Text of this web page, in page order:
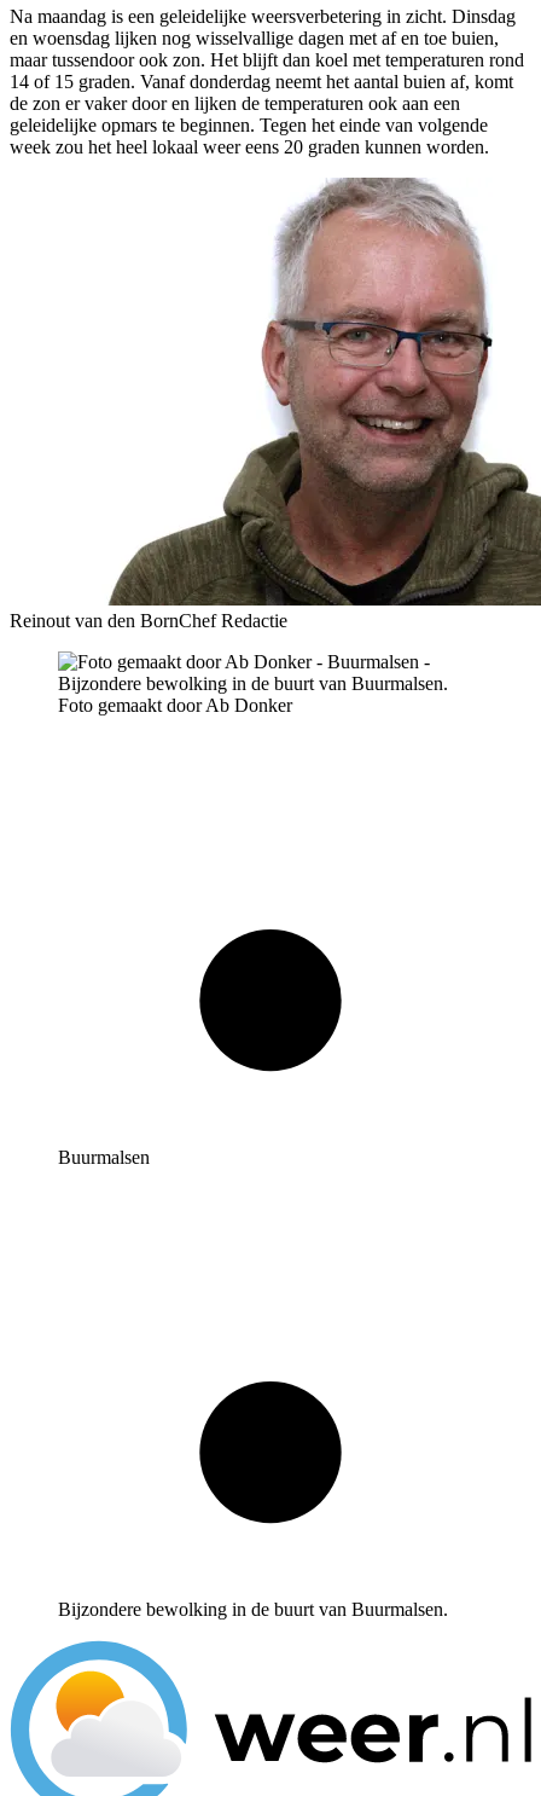
Na maandag is een geleidelijke weersverbetering in zicht. Dinsdag
en woensdag lijken nog wisselvallige dagen met af en toe buien,
maar tussendoor ook zon. Het blijft dan koel met temperaturen rond
14 of 15 graden. Vanaf donderdag neemt het aantal buien af, komt
de zon er vaker door en lijken de temperaturen ook aan een
geleidelijke opmars te beginnen. Tegen het einde van volgende
week zou het heel lokaal weer eens 20 graden kunnen worden.
Reinout van den BornChef Redactie
Foto gemaakt door Ab Donker
Buurmalsen
Bijzondere bewolking in de buurt van Buurmalsen.